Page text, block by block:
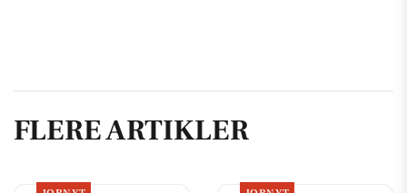
FLERE ARTIKLER